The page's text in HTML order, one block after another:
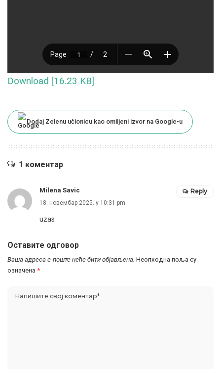
Download [16.23 KB]
Dodaj Zelenu učionicu kao omiljeni izvor na Google-u
1 коментар
Milena Savic
18. новембар 2025. у 10:31 pm
uzas
Reply
Оставите одговор
Ваша адреса е-поште неће бити објављена. Неопходна поља су
означена *